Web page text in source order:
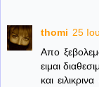
thomi 25
Απο
ειμαι
και